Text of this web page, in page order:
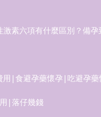
素六項有什麼區別？備孕
用|食避孕藥懷孕|吃避孕藥
|落仔幾錢